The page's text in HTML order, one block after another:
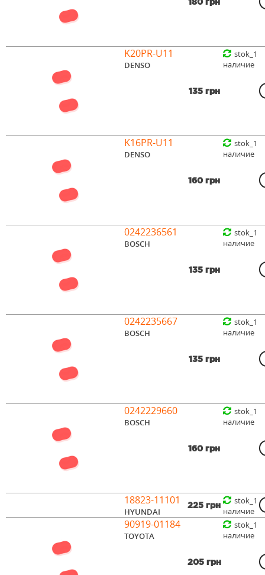
K20PR-U11
DENSO
135 грн
stok_1
наличие
K16PR-U11
DENSO
160 грн
stok_1
наличие
0242236561
BOSCH
135 грн
stok_1
наличие
0242235667
BOSCH
135 грн
stok_1
наличие
0242229660
BOSCH
160 грн
stok_1
наличие
18823-11101
HYUNDAI
225 грн
stok_1
наличие
90919-01184
TOYOTA
205 грн
stok_1
наличие